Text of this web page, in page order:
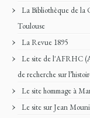
La Bibliothèque de la
Toulouse
La Revue 1895
Le site de l'AFRHC
de recherche sur
Le site hommage à
Le site sur Jean